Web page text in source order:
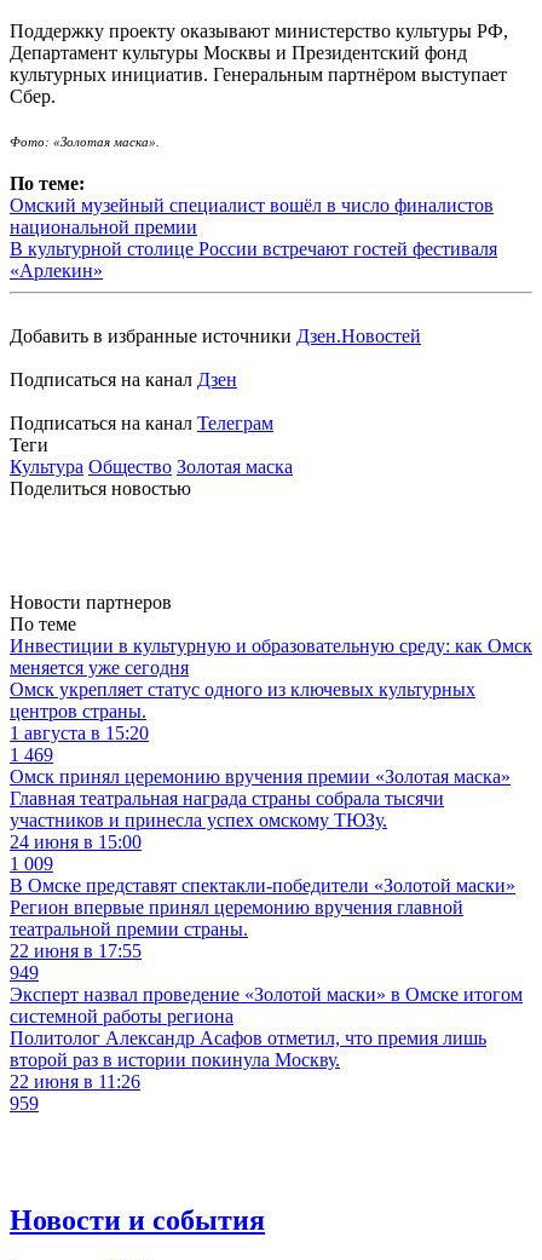
Поддержку проекту оказывают министерство культуры РФ,
Департамент культуры Москвы и Президентский фонд
культурных инициатив. Генеральным партнёром выступает
Сбер.
Фото: «Золотая маска».
По теме:
Омский музейный специалист вошёл в число финалистов
национальной премии
В культурной столице России встречают гостей фестиваля
«Арлекин»
Добавить в избранные источники Дзен.Новостей
Подписаться на канал Дзен
Подписаться на канал Телеграм
Теги
Культура Общество Золотая маска
Поделиться новостью
Новости партнеров
По теме
Инвестиции в культурную и образовательную среду: как Омск
меняется уже сегодня
Омск укрепляет статус одного из ключевых культурных
центров страны.
1 августа в 15:20
1 469
Омск принял церемонию вручения премии «Золотая маска»
Главная театральная награда страны собрала тысячи
участников и принесла успех омскому ТЮЗу.
24 июня в 15:00
1 009
В Омске представят спектакли-победители «Золотой маски»
Регион впервые принял церемонию вручения главной
театральной премии страны.
22 июня в 17:55
949
Эксперт назвал проведение «Золотой маски» в Омске итогом
системной работы региона
Политолог Александр Асафов отметил, что премия лишь
второй раз в истории покинула Москву.
22 июня в 11:26
959
Новости и события